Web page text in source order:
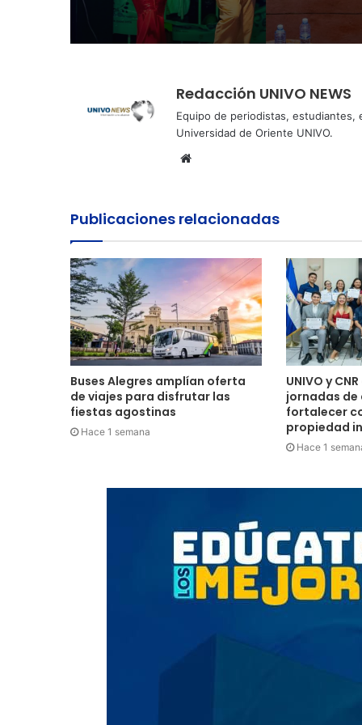
Redacción UNIVO NEWS
Equipo de periodistas, estudiantes,
Universidad de Oriente UNIVO.
Sitio
Publicaciones relacionadas
Buses Alegres amplían oferta
de viajes para disfrutar las
fiestas agostinas
Hace 1 semana
UNIVO y
jornadas
fortalecer
propiedad
Hace 1